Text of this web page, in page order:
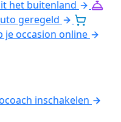
het buitenland
geregeld
je occasion online
inschakelen